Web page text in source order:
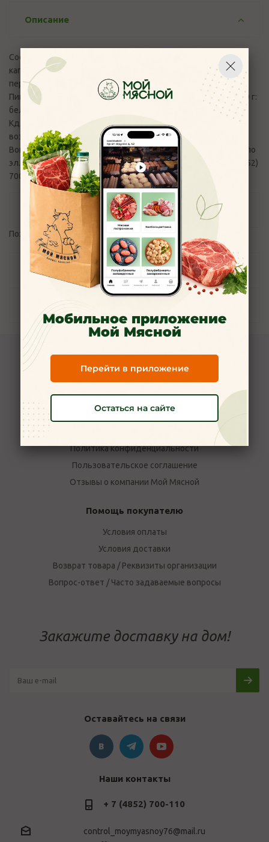
Описание
Состав: говядина, свинина, рис отварной, соус томатный,
капуста свежая, соль пищевая поваренная, Смесь молотых
перцев, паприка, лук репчатый, чеснок, кориандр, соль.
Пищевая и энергетическая ценность (средние значения) 100 г:
белки - 7,8 г; жиры - 18,4 г; углеводы - 15,1 г; 265 ккал/ 1088
Кдж. Хранить при температуре от 2 до 6°С, при влажности
воздуха не более 75%. Продукт готов к употреблению.
Вопросы и претензии по качеству продукции принимаются по
эл.адресу:control_moymyasnoy76@mail.ruи телефону +7(4852)
700-110
Отзывы
Пожалуйста, авторизуйтесь
Задать вопрос
Наличие
О компании
Новости
Политика конфиденциальности
Пользовательское соглашение
Отзывы о компании Мой Мясной
Помощь покупателю
Условия оплаты
Условия доставки
Возврат товара / Реквизиты организации
Вопрос-ответ / Часто задаваемые вопросы
Закажите доставку на дом!
Оставайтесь на связи
Наши контакты
+ 7 (4852) 700-110
control_moymyasnoy76@mail.ru
Мобильное приложение
Мой Мясной
Перейти в приложение
Остаться на сайте